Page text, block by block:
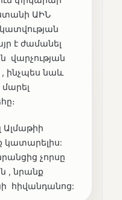
ԱԻՆ
է ժամանել
վարչության
ինչպես նաև
մարել
Ալմաթիի
կատարելիս:
չորսը
, նրանք
հիվանդանոց: